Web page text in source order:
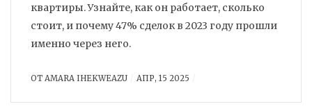
квартиры. Узнайте, как он работает, сколько
стоит, и почему 47% сделок в 2023 году прошли
именно через него.
ОТ AMARA IHEKWEAZU АПР, 15 2025